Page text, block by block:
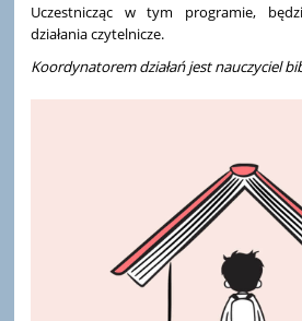
Uczestnicząc w tym programie,
działania czytelnicze.
Koordynatorem działań jest nauczyciel